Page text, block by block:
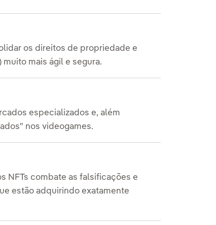
os direitos de propriedade e
mais ágil e segura.
especializados e, além
nos videogames.
NFTs combate as falsificações e
estão adquirindo exatamente